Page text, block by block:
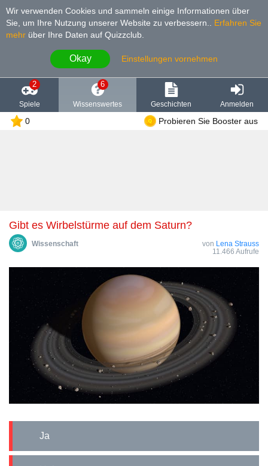
Wir verwenden Cookies und sammeln einige Informationen über
Sie, um Ihre Nutzung unserer Website zu verbessern.
Erfahren Sie
mehr über Ihre Daten auf Quizzclub.
Okay Einstellungen vornehmen
2
Spiele
6
Wissenswertes Geschichten Anmelden
0 Probieren Sie Booster aus
Gibt es Wirbelstürme auf dem Saturn?
Wissenschaft von Lena Strauss
11.466 Aufrufe
Ja